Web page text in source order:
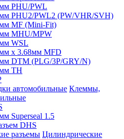
PHU/PWL
PHU2/PWL2 (PW/VHR/SVH)
MF (Mini-Fit)
MHU/MPW
WSL
х 3.68мм MFD
DTM (PLG/3P/GRY/N)
TH
Клеммы,
Superseal 1.5
DHS
Цилиндрические